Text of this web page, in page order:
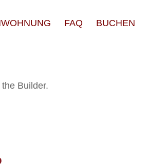
FAQ BUCHEN
Builder.